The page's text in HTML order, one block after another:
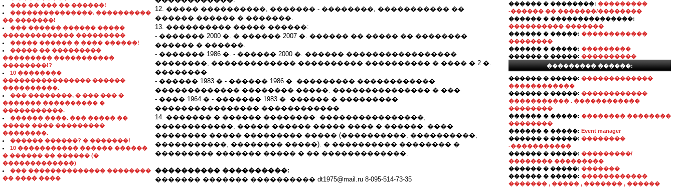
��� �� ��� �� ������!
���������������. ����������
�� �������!
��� ������ ������ �����
������������� ���������
����� ������ � ���� ������!
����� �� ���������
��������� �����������
��������!?
10 ��������
���������������� ������
����������.
��� ��������, � ��� ��� �
������� ���������� �
�����������.
������ ����. ��� ����� ��
����� ���� ���������
��������.
������ ������? � �������!
10 ����������� ������ ������
� ������ �� ������ (�
�������������)
��� �������������� ��������
�� ���� ����
12. ����� ����������, ������� - ��������, ����������� ��
������ ������ � �������.
13. ���������� ����� ������:
- ������� 2000 �. � ������ 2007 �. ������ �� ����� �� ��������
������ � ������.
- ������� 1986 �. - ������ 2000 �. ������ �����������������
��������, ������������� ���������� ���������� � ���� � 2 �.
��������.
- ������ 1983 �.- ������ 1986 �. ��������� ������������
������������� �������� �����, ��������������� � ���.
- ���� 1964 �.- ������� 1983 �. ������ � ���������
���������������� ������������.
14. ������� � ������ ��������: ����������������,
������������, ����� ������ ����� ���� � ������. ����
�������� ����� ��������� ����� (����������, ����������,
�����������, �������� �����). � ���������� �������� �
��������� ������� ����� � �� �������������.
���������� ����������:
������� ������� ���������� dt1975@mail.ru 8-095-514-73-35
������ � ��������: ���������
-������ �� �������/��������
������ � ���������������:
���������� �������
������ � �����: ������������
��������
������ � �����: ���������
������ � �����: ����������
��������� ������:
������ � �����: �������������
������������
������ � �����: ������������
����������� . ������������
��������
������ � �����: �������� ��������
��������
������ � �����: Event manager
������ � �����: ��������
-�����������
������ � �����: ���������/
�������� ���������
������ � �����: �������
������ � �����: ������������
������� , ����� , ������� , ������